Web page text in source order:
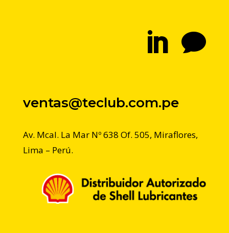
 
ventas@teclub.com.pe
Av. Mcal. La Mar Nº 638 Of. 505, Miraflores,
Lima – Perú.